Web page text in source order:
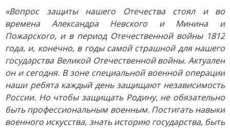
«Вопрос защиты нашего Отечества стоял и во
времена Александра Невского и Минина и
Пожарского, и в период Отечественной войны 1812
года, и, конечно, в годы самой страшной для нашего
государства Великой Отечественной войны. Актуален
он и сегодня. В зоне специальной военной операции
наши ребята каждый день защищают независимость
России. Но чтобы защищать Родину, не обязательно
быть профессиональным военным. Постигать навыки
военного искусства, знать историю государства, быть